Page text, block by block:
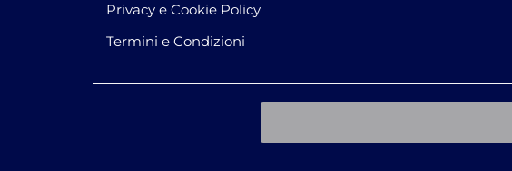
Privacy e Cookie Policy
Termini e Condizioni